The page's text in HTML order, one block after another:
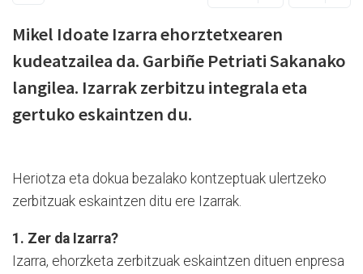
Mikel Idoate Izarra ehorztetxearen
kudeatzailea da. Garbiñe Petriati Sakanako
langilea. Izarrak zerbitzu integrala eta
gertuko eskaintzen du.
Heriotza eta dokua bezalako kontzeptuak ulertzeko
zerbitzuak eskaintzen ditu ere Izarrak.
1. Zer da Izarra?
Izarra, ehorzketa zerbitzuak eskaintzen dituen enpresa